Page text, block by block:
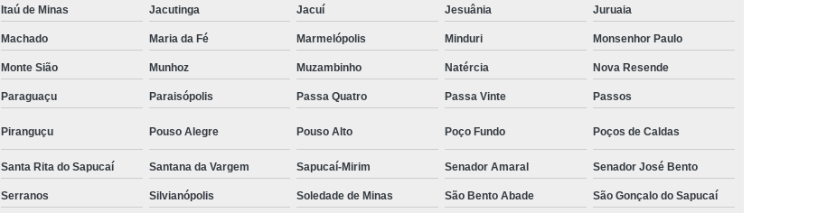
Camisa Social Estampada Masculina Preço
Camisa Social Jeans Masculina Preço
Camisa Social Masculina Estampada Preço
Camisa Social Masculina Manga Curta Preço
Camisa Social Masculina Manga Longa Preço
Camisa Social Masculina Preço
Camisa Social Masculina Preta Preço
Camisa Social Masculina Slim Preço
Camisa Social Preta Masculina Preço
Camisa Social Fábrica
Fábrica Camisa Masculina Social
Fábrica Camisa Social
Fábrica Camisa Social Masculina
Fábrica de Camisa Masculina
Fábrica de Camisa Social
Itaú de Minas Jacutinga Jacuí Jesuânia Juruaia
Machado Maria da Fé Marmelópolis Minduri Monsenhor Paulo
Monte Sião Munhoz Muzambinho Natércia Nova Resende
Paraguaçu Paraisópolis Passa Quatro Passa Vinte Passos
Piranguçu Pouso Alegre Pouso Alto Poço Fundo Poços de Caldas
Santa Rita do Sapucaí Santana da Vargem Sapucaí-Mirim Senador Amaral Senador José Bento
Serranos Silvianópolis Soledade de Minas São Bento Abade São Gonçalo do Sapucaí